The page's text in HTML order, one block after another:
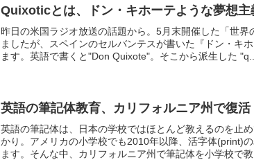
Quixoticとは、ドン・キホーテような夢想主
昨日の米国ラジオ放送の話題から。5月末開催した「世
ましたが、スペインのセルバンテスが書いた『ドン・キ
ます。英語で書くと"Don Quixote"。そこから派生した
英語の筆記体教育、カリフォルニア州で復活
英語の筆記体は、日本の学校ではほとんど教えるのを止
かり。アメリカの小学校でも2010年以降、活字体(print)
ます。そんな中、カリフォルニア州で筆記体を小学校で教